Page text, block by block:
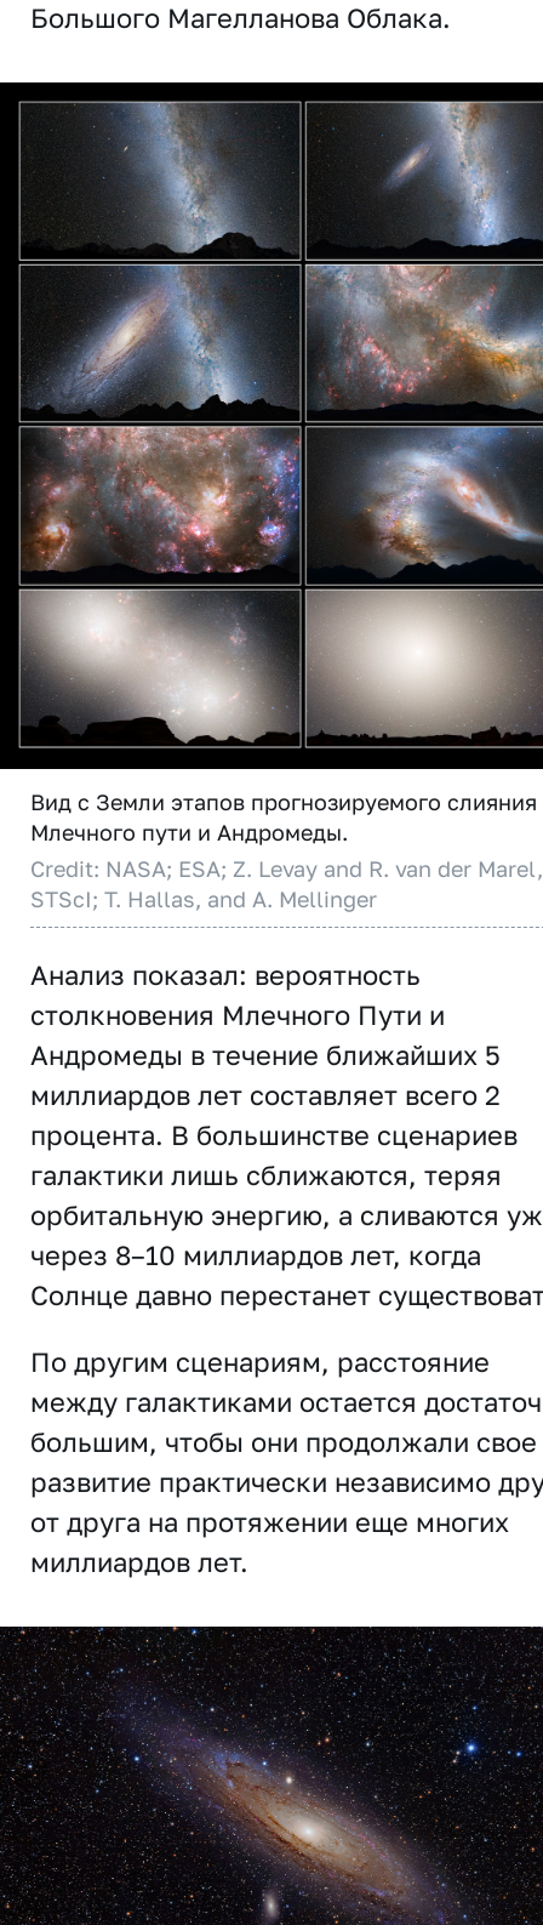
Большого Магелланова Облака.
Вид с Земли этапов прогнозируемого слияния
Млечного пути и Андромеды.
Credit: NASA; ESA; Z. Levay and R. van der Marel,
STScI; T. Hallas, and A. Mellinger
Анализ показал: вероятность
столкновения Млечного Пути и
Андромеды в течение ближайших 5
миллиардов лет составляет всего 2
процента. В большинстве сценариев
галактики лишь сближаются, теряя
орбитальную энергию, а сливаются
через 8–10 миллиардов лет, когда
Солнце давно перестанет
По другим сценариям, расстояние
между галактиками остается
большим, чтобы они продолжали свое
развитие практически независимо
от друга на протяжении еще многих
миллиардов лет.